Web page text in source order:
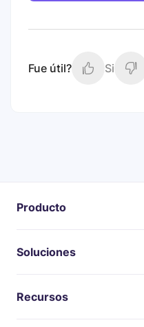
Fue útil? Si
Producto
Soluciones
Recursos